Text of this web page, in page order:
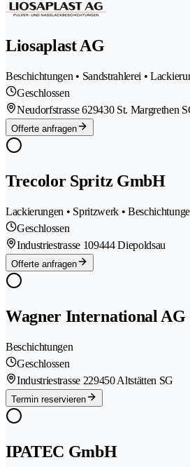
Liosaplast AG
Beschichtungen • Sandstrahlerei •
Geschlossen
Neudorfstrasse 629430 St. Margrethen
Offerte anfragen
Trecolor Spritz GmbH
Lackierungen • Spritzwerk •
Geschlossen
Industriestrasse 109444 Diepoldsau
Offerte anfragen
Wagner International AG
Beschichtungen
Geschlossen
Industriestrasse 229450 Altstätten SG
Termin reservieren
IPATEC GmbH